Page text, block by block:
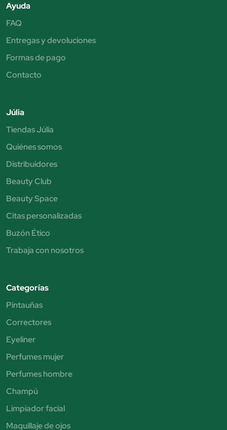
Ayuda
FAQ
Entregas y devoluciones
Formas de pago
Contacto
Júlia
Tiendas Júlia
Quiénes somos
Distribuidores
Beauty Club
Beauty Space
Citas personalizadas
Buzón Ético
Trabaja con nosotros
Categorías
Pintauñas
Correctores
Eyeliner
Perfumes mujer
Perfumes hombre
Champú
Limpiador facial
Maquillaje de ojos